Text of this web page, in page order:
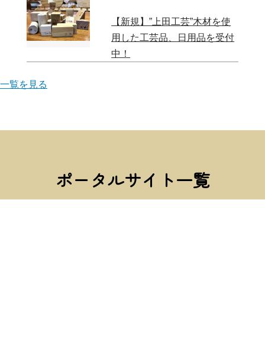
【新規】”上田工芸”木材を使
用した工芸品、日用品を受付
中！
一覧を見る
ポータルサイト一覧